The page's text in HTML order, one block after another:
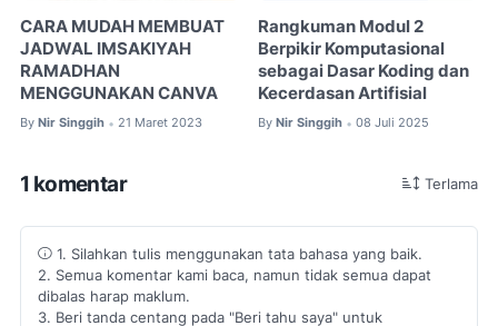
CARA MUDAH MEMBUAT
JADWAL IMSAKIYAH
RAMADHAN
MENGGUNAKAN CANVA
By Nir Singgih • 21 Maret 2023
Rangkuman Modul 2
Berpikir Komputasional
sebagai Dasar Koding dan
Kecerdasan Artifisial
By Nir Singgih • 08 Juli 2025
1 komentar Terlama
1. Silahkan tulis menggunakan tata bahasa yang baik.
2. Semua komentar kami baca, namun tidak semua dapat
dibalas harap maklum.
3. Beri tanda centang pada "Beri tahu saya" untuk